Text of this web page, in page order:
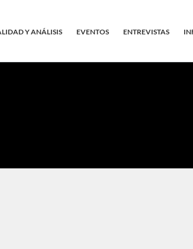
Y ANÁLISIS EVENTOS ENTREVISTAS